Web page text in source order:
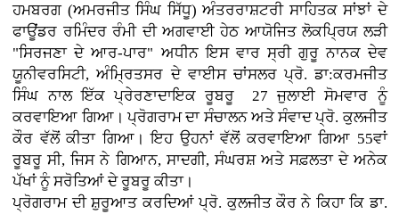
ਹਮਬਰਗ (ਅਮਰਜੀਤ ਸਿੰਘ ਸਿੱਧੂ) ਅੰਤਰਰਾਸ਼ਟਰੀ ਸਾਹਿਤਕ ਸਾਂਝਾਂ ਦੇ
ਫਾਊਂਡਰ ਰਮਿੰਦਰ ਰੰਮੀ ਦੀ ਅਗਵਾਈ ਹੇਠ ਆਯੋਜਿਤ ਲੋਕਪ੍ਰਿਯ ਲੜੀ
"ਸਿਰਜਣਾ ਦੇ ਆਰ-ਪਾਰ" ਅਧੀਨ ਇਸ ਵਾਰ ਸ੍ਰੀ ਗੁਰੂ ਨਾਨਕ ਦੇਵ
ਯੂਨੀਵਰਸਿਟੀ, ਅੰਮ੍ਰਿਤਸਰ ਦੇ ਵਾਈਸ ਚਾਂਸਲਰ ਪ੍ਰੋ. ਡਾ:ਕਰਮਜੀਤ
ਸਿੰਘ ਨਾਲ ਇੱਕ ਪ੍ਰੇਰਣਾਦਾਇਕ ਰੂਬਰੂ 27 ਜੁਲਾਈ ਸੋਮਵਾਰ ਨੂੰ
ਕਰਵਾਇਆ ਗਿਆ। ਪ੍ਰੋਗਰਾਮ ਦਾ ਸੰਚਾਲਨ ਅਤੇ ਸੰਵਾਦ ਪ੍ਰੋ. ਕੁਲਜੀਤ
ਕੌਰ ਵੱਲੋਂ ਕੀਤਾ ਗਿਆ। ਇਹ ਉਹਨਾਂ ਵੱਲੋਂ ਕਰਵਾਇਆ ਗਿਆ 55ਵਾਂ
ਰੂਬਰੂ ਸੀ, ਜਿਸ ਨੇ ਗਿਆਨ, ਸਾਦਗੀ, ਸੰਘਰਸ਼ ਅਤੇ ਸਫ਼ਲਤਾ ਦੇ ਅਨੇਕ
ਪੱਖਾਂ ਨੂੰ ਸਰੋਤਿਆਂ ਦੇ ਰੂਬਰੂ ਕੀਤਾ।
ਪ੍ਰੋਗਰਾਮ ਦੀ ਸ਼ੁਰੂਆਤ ਕਰਦਿਆਂ ਪ੍ਰੋ. ਕੁਲਜੀਤ ਕੌਰ ਨੇ ਕਿਹਾ ਕਿ ਡਾ.